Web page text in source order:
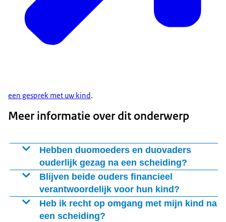
een gesprek met uw kind.
Meer informatie over dit onderwerp
Hebben duomoeders en duovaders
ouderlijk gezag na een scheiding?
Duomoeders en duovaders met gezamenlijk ouderlijk
gezag, houden dat ook na een scheiding.
Blijven beide ouders financieel
verantwoordelijk voor hun kind?
Na uw scheiding blijft u allebei
Heb ik recht op omgang met mijn kind na
een scheiding?